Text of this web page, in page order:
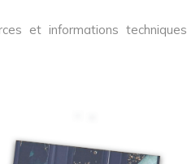
et informations techniques